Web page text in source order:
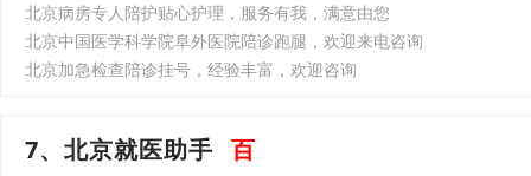
北京病房专人陪护贴心护理，服务有我，满意由您
北京中国医学科学院阜外医院陪诊跑腿，欢迎来电咨询
北京加急检查陪诊挂号，经验丰富，欢迎咨询
7、北京就医助手 百